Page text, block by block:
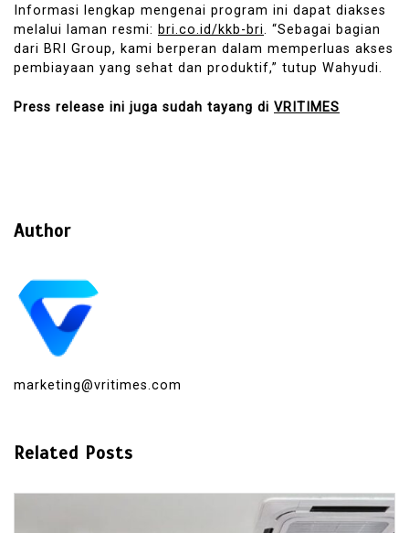
Informasi lengkap mengenai program ini dapat diakses
melalui laman resmi: bri.co.id/kkb-bri. “Sebagai bagian
dari BRI Group, kami berperan dalam memperluas akses
pembiayaan yang sehat dan produktif,” tutup Wahyudi.
Press release ini juga sudah tayang di VRITIMES
Author
marketing@vritimes.com
Related Posts